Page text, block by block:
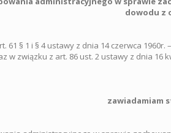
dowodu z
61 § 1 i § 4 ustawy z dnia 14 czerwca
w związku z art. 86 ust. 2 ustawy z dnia
zawiadamiam